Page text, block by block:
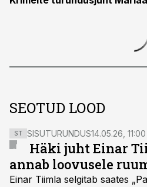
SEOTUD LOOD
ST SISUTURUNDUS14.05.26, 11:00
Häki juht Einar
annab loovusele
Einar Tiimla selgitab saates